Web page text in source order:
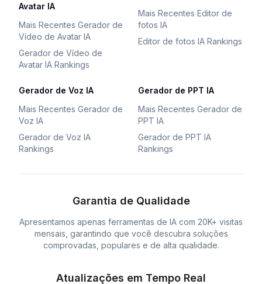
Avatar IA
Mais Recentes Gerador de
Vídeo de Avatar IA
Gerador de Vídeo de
Avatar IA Rankings
Mais Recentes Editor de
fotos IA
Editor de fotos IA Rankings
Gerador de Voz IA
Mais Recentes Gerador de
Voz IA
Gerador de Voz IA
Rankings
Gerador de PPT IA
Mais Recentes Gerador de
PPT IA
Gerador de PPT IA
Rankings
Garantia de Qualidade
Apresentamos apenas ferramentas de IA com 20K+ visitas
mensais, garantindo que você descubra soluções
comprovadas, populares e de alta qualidade.
Atualizações em Tempo Real